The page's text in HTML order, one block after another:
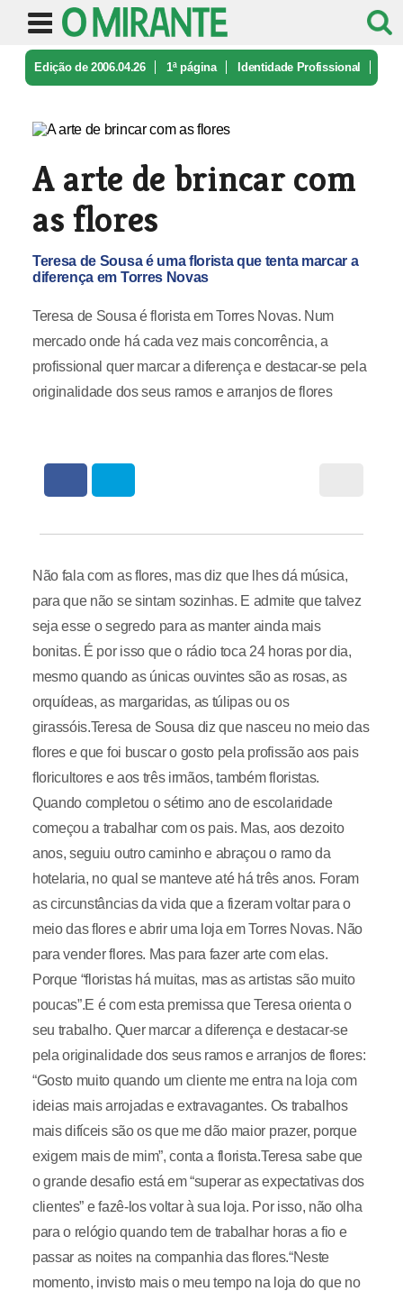
Edição de 2006.04.26 1ª página Identidade Profissional
A arte de brincar com
as flores
Teresa de Sousa é uma florista que tenta marcar a
diferença em Torres Novas
Teresa de Sousa é florista em Torres Novas. Num
mercado onde há cada vez mais concorrência, a
profissional quer marcar a diferença e destacar-se pela
originalidade dos seus ramos e arranjos de flores
Não fala com as flores, mas diz que lhes dá música,
para que não se sintam sozinhas. E admite que talvez
seja esse o segredo para as manter ainda mais
bonitas. É por isso que o rádio toca 24 horas por dia,
mesmo quando as únicas ouvintes são as rosas, as
orquídeas, as margaridas, as túlipas ou os
girassóis.Teresa de Sousa diz que nasceu no meio das
flores e que foi buscar o gosto pela profissão aos pais
floricultores e aos três irmãos, também floristas.
Quando completou o sétimo ano de escolaridade
começou a trabalhar com os pais. Mas, aos dezoito
anos, seguiu outro caminho e abraçou o ramo da
hotelaria, no qual se manteve até há três anos. Foram
as circunstâncias da vida que a fizeram voltar para o
meio das flores e abrir uma loja em Torres Novas. Não
para vender flores. Mas para fazer arte com elas.
Porque “floristas há muitas, mas as artistas são muito
poucas”.E é com esta premissa que Teresa orienta o
seu trabalho. Quer marcar a diferença e destacar-se
pela originalidade dos seus ramos e arranjos de flores:
“Gosto muito quando um cliente me entra na loja com
ideias mais arrojadas e extravagantes. Os trabalhos
mais difíceis são os que me dão maior prazer, porque
exigem mais de mim”, conta a florista.Teresa sabe que
o grande desafio está em “superar as expectativas dos
clientes” e fazê-los voltar à sua loja. Por isso, não olha
para o relógio quando tem de trabalhar horas a fio e
passar as noites na companhia das flores.“Neste
momento, invisto mais o meu tempo na loja do que no